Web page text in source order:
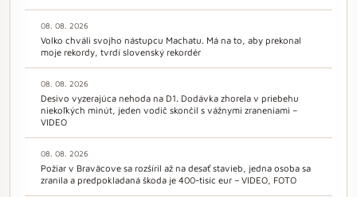
08. 08. 2026
Volko chváli svojho nástupcu Machatu. Má na to, aby prekonal
moje rekordy, tvrdí slovenský rekordér
08. 08. 2026
Desivo vyzerajúca nehoda na D1. Dodávka zhorela v priebehu
niekoľkých minút, jeden vodič skončil s vážnymi zraneniami –
VIDEO
08. 08. 2026
Požiar v Braväcove sa rozšíril až na desať stavieb, jedna osoba sa
zranila a predpokladaná škoda je 400-tisíc eur – VIDEO, FOTO